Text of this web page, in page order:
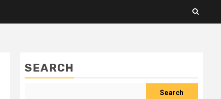
SEARCH
Search